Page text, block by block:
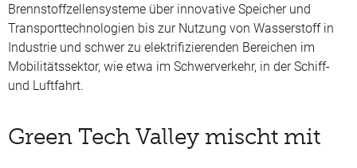
Brennstoffzellensysteme über innovative Speicher und
Transporttechnologien bis zur Nutzung von Wasserstoff in
Industrie und schwer zu elektrifizierenden Bereichen im
Mobilitätssektor, wie etwa im Schwerverkehr, in der Schiff-
und Luftfahrt.
Green Tech Valley mischt mit